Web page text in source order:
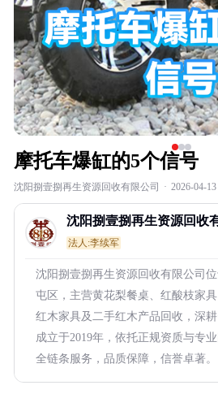
摩托车爆缸的5个信号
沈阳捌壹捌再生资源回收有限公司 · 2026-04-
沈阳捌壹捌再生资源回收
司
法人:李续军
沈阳捌壹捌再生资源回收有限公司
屯区，主营黄花梨餐桌、红酸枝家
红木家具及二手红木产品回收，深
成立于2019年，依托正规资质与专
全链条服务，品质保障，信誉卓著。